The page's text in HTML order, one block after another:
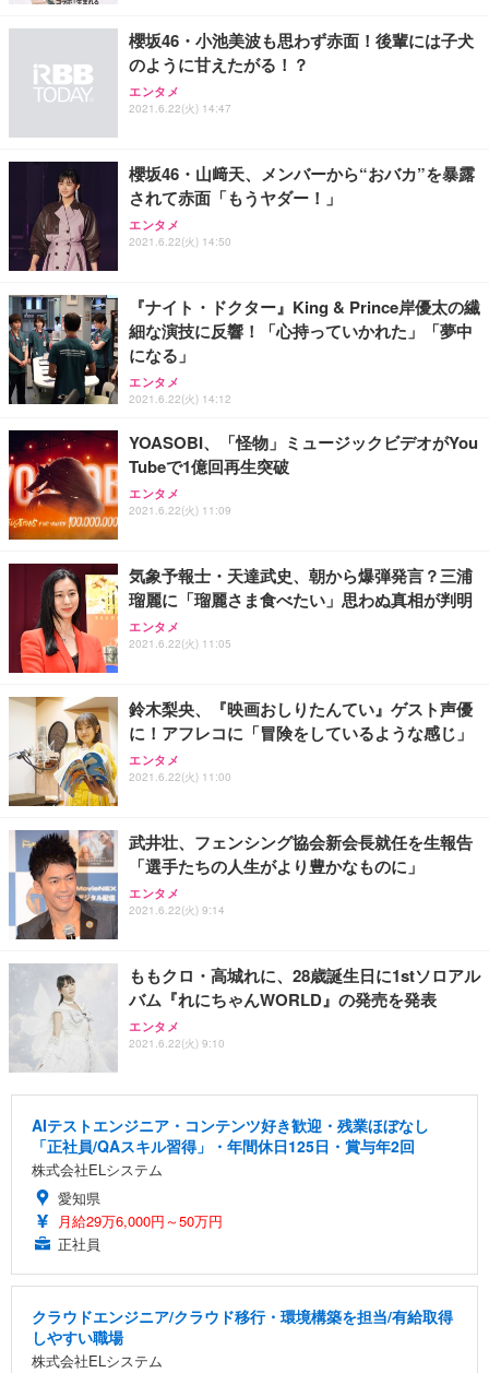
櫻坂46・小池美波も思わず赤面！後輩には子犬
のように甘えたがる！？
エンタメ
2021.6.22(火) 14:47
櫻坂46・山﨑天、メンバーから“おバカ”を暴露
されて赤面「もうヤダー！」
エンタメ
2021.6.22(火) 14:50
『ナイト・ドクター』King & Prince岸優太の繊
細な演技に反響！「心持っていかれた」「夢中
になる」
エンタメ
2021.6.22(火) 14:12
YOASOBI、「怪物」ミュージックビデオがYou
Tubeで1億回再生突破
エンタメ
2021.6.22(火) 11:09
気象予報士・天達武史、朝から爆弾発言？三浦
瑠麗に「瑠麗さま食べたい」思わぬ真相が判明
エンタメ
2021.6.22(火) 11:05
鈴木梨央、『映画おしりたんてい』ゲスト声優
に！アフレコに「冒険をしているような感じ」
エンタメ
2021.6.22(火) 11:00
武井壮、フェンシング協会新会長就任を生報告
「選手たちの人生がより豊かなものに」
エンタメ
2021.6.22(火) 9:14
ももクロ・高城れに、28歳誕生日に1stソロアル
バム『れにちゃんWORLD』の発売を発表
エンタメ
2021.6.22(火) 9:10
AIテストエンジニア・コンテンツ好き歓迎・残業ほぼなし
「正社員/QAスキル習得」・年間休日125日・賞与年2回
株式会社ELシステム
愛知県
月給29万6,000円～50万円
正社員
クラウドエンジニア/クラウド移行・環境構築を担当/有給取得
しやすい職場
株式会社ELシステム